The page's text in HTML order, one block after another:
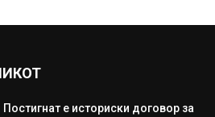
е историски договор за